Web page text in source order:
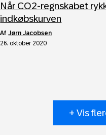
Når CO2-regnskabet
indkøbskurven
afJørn Jacobsen
26. oktober 2020
+ Vis